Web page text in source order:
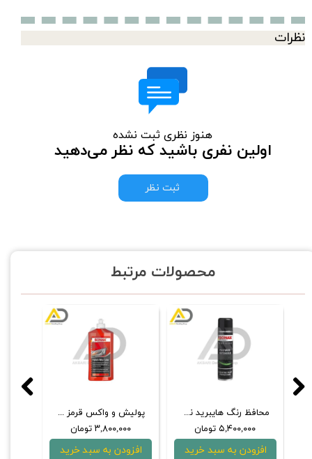
نظرات
هنوز نظری ثبت نشده
اولین نفری باشید که نظر می‌دهید
ثبت نظر
محصولات مرتبط
۵,۴۰۰,۰۰۰ تومان
افزودن به سبد خرید
۳,۵۰۰,۰۰۰ تومان
افزودن به سبد خرید